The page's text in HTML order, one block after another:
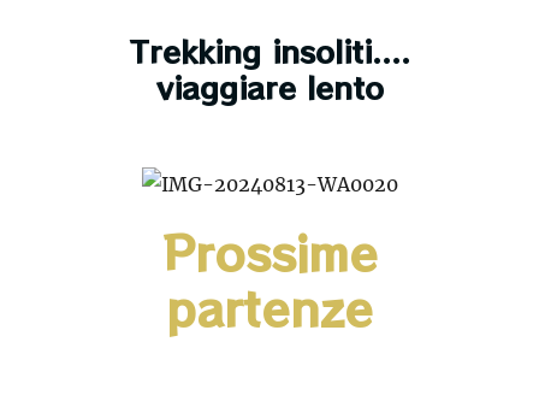
Trekking insoliti....
viaggiare lento
Prossime
partenze